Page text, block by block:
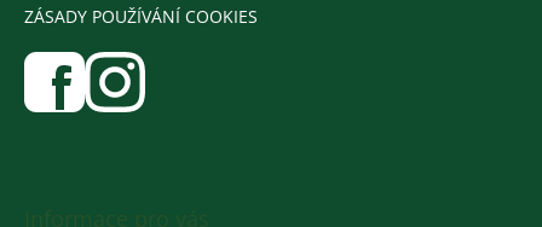
ZÁSADY POUŽÍVÁNÍ COOKIES